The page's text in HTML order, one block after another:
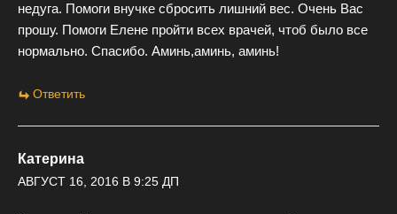
недуга. Помоги внучке сбросить лишний вес. Очень Вас
прошу. Помоги Елене пройти всех врачей, чтоб было все
нормально. Спасибо. Аминь,аминь, аминь!
Ответить
Катерина
АВГУСТ 16, 2016 В 9:25 ДП